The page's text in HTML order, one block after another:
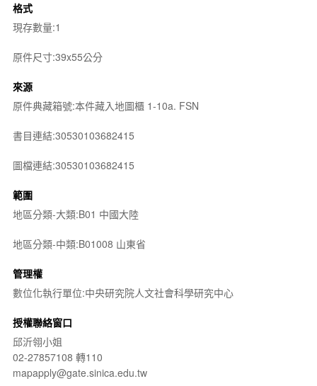
格式
現存數量:1
原件尺寸:39x55公分
來源
原件典藏箱號:本件藏入地圖櫃 1-10a. FSN
書目連結:30530103682415
圖檔連結:30530103682415
範圍
地區分類-大類:B01 中國大陸
地區分類-中類:B01008 山東省
管理權
數位化執行單位:中央研究院人文社會科學研究中心
授權聯絡窗口
邱沂翎小姐
02-27857108 轉110
mapapply@gate.sinica.edu.tw